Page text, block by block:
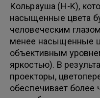
Кольрауша (H-K),
насыщенные цвета
человеческим
менее насыщенные
объективным
яркостью). В
проекторы,
обеспечивает